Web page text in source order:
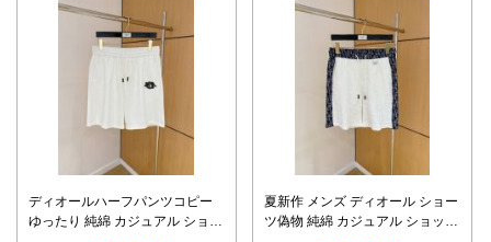
ディオールハーフパンツコピー
ゆったり 純綿 カジュアル ショッ
夏新作 メンズ ディオール ショー
ツ偽物 純綿 カジュアル ショット